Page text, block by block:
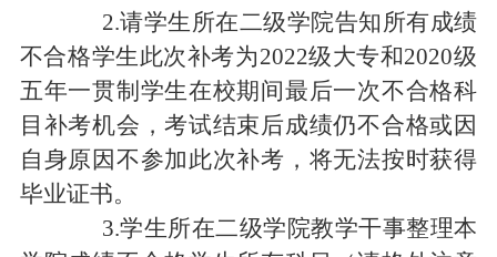
2.请学生所在二级学院告知所有成绩
不合格学生此次补考为2022级大专和2020级
五年一贯制学生在校期间最后一次不合格科
目补考机会，考试结束后成绩仍不合格或因
自身原因不参加此次补考，将无法按时获得
毕业证书。
3.学生所在二级学院教学干事整理本